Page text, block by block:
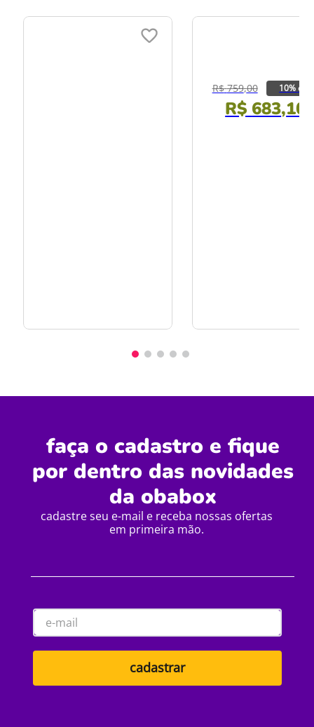
R$ 759,00 10% off
R$ 683,10
faça o cadastro e fique
por dentro das novidades
da obabox
cadastre seu e-mail e receba nossas ofertas
em primeira mão.
cadastrar